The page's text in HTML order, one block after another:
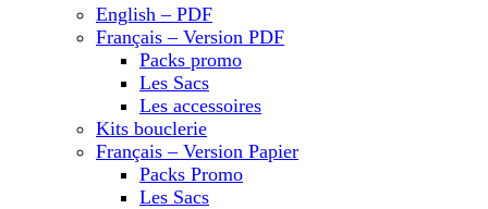
English – PDF
Français – Version PDF
Packs promo
Les Sacs
Les accessoires
Kits bouclerie
Français – Version Papier
Packs Promo
Les Sacs